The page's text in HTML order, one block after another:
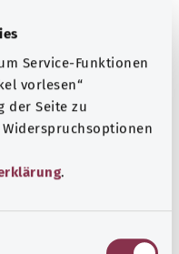
Service-Funktionen
vorlesen“
der Seite zu
.